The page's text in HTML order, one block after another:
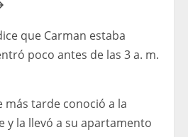
que Carman estaba
poco antes de las 3 a. m.
más tarde conoció a la
y la llevó a su apartamento